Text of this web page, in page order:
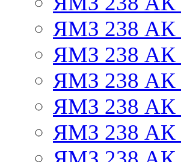
ЯМЗ 238 АК
ЯМЗ 238 АК
ЯМЗ 238 АК
ЯМЗ 238 АК
ЯМЗ 238 АК